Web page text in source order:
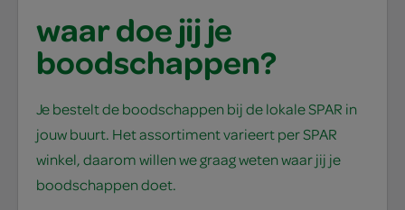
waar doe jij je
boodschappen?
Je bestelt de boodschappen bij de lokale SPAR in
jouw buurt. Het assortiment varieert per SPAR
winkel, daarom willen we graag weten waar jij je
boodschappen doet.